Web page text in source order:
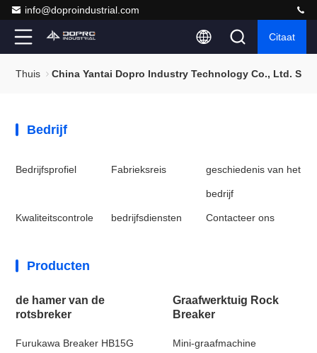
info@doproindustrial.com
Citaat
Thuis China Yantai Dopro Industry Technology Co., Ltd.
Bedrijf
Bedrijfsprofiel Fabrieksreis geschiedenis van het
bedrijf
Kwaliteitscontrole bedrijfsdiensten Contacteer ons
Producten
de hamer van de
rotsbreker
Furukawa Breaker HB15G
Graafwerktuig Rock
Breaker
Mini-graafmachine